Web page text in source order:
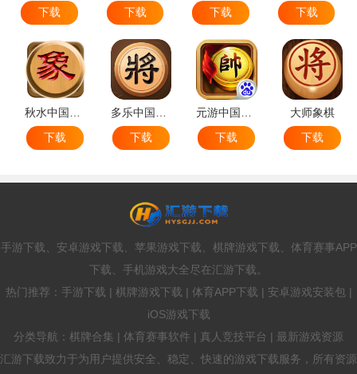
下载
下载
下载
下载
秋水中国象棋
下载
多乐中国象棋
下载
元游中国象棋
下载
大师象棋
下载
手游下载、安卓游戏下载、苹果游戏下载、棋牌游戏下载、体育赛事APP
下载、手机游戏大全尽在汇游下载。
热门推荐：手游下载 | 棋牌游戏下载 | 体育APP下载 | 安卓游戏安装包 |
iOS游戏下载
分类导航：棋牌合集 | 体育赛事软件 | 真人竞技平台 | 最新游戏资源
汇游下载致力于为用户提供安全、稳定、快速的游戏下载服务，所有资源